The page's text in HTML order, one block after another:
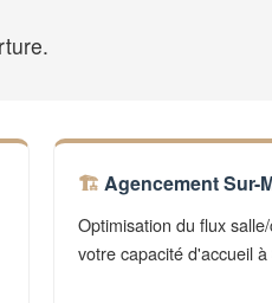
Agencement Sur-
Optimisation du flux
votre capacité d'accueil à